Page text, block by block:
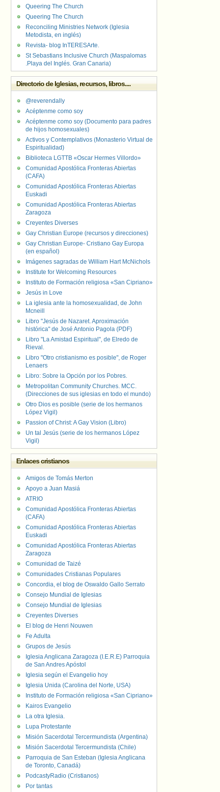
Queering The Church
Queering The Church
Reconciling Ministries Network (Iglesia
Metodista, en inglés)
Revista- blog InTERESArte.
St Sebastians Inclusive Church (Maspalomas
.Playa del Inglés. Gran Canaria)
Directorio de Iglesias, recursos, libros....
@reverendally
Acéptenme como soy
Acéptenme como soy (Documento para padres
de hijos homosexuales)
Activos y Contemplativos (Monasterio Virtual de
Espiritualidad)
Biblioteca LGTTB «Oscar Hermes Villordo»
Comunidad Apostólica Fronteras Abiertas
(CAFA)
Comunidad Apostólica Fronteras Abiertas
Euskadi
Comunidad Apostólica Fronteras Abiertas
Zaragoza
Creyentes Diverses
Gay Christian Europe (recursos y direcciones)
Gay Christian Europe- Cristiano Gay Europa
(en español)
Imágenes sagradas de William Hart McNichols
Institute for Welcoming Resources
Instituto de Formación religiosa «San Cipriano»
Jesús in Love
La iglesia ante la homosexualidad, de John
Mcneill
Libro "Jesús de Nazaret. Aproximación
histórica" de José Antonio Pagola (PDF)
Libro "La Amistad Espiritual", de Elredo de
Rieval.
Libro "Otro cristianismo es posible", de Roger
Lenaers
Libro: Sobre la Opción por los Pobres.
Metropolitan Community Churches. MCC.
(Direcciones de sus iglesias en todo el mundo)
Otro Dios es posible (serie de los hermanos
López Vigil)
Passion of Christ: A Gay Vision (Libro)
Un tal Jesús (serie de los hermanos López
Vigil)
Enlaces cristianos
Amigos de Tomás Merton
Apoyo a Juan Masiá
ATRIO
Comunidad Apostólica Fronteras Abiertas
(CAFA)
Comunidad Apostólica Fronteras Abiertas
Euskadi
Comunidad Apostólica Fronteras Abiertas
Zaragoza
Comunidad de Taizé
Comunidades Cristianas Populares
Concordia, el blog de Oswaldo Gallo Serrato
Consejo Mundial de Iglesias
Consejo Mundial de Iglesias
Creyentes Diverses
El blog de Henri Nouwen
Fe Adulta
Grupos de Jesús
Iglesia Anglicana Zaragoza (I.E.R.E) Parroquia
de San Andres Apóstol
Iglesia según el Evangelio hoy
Iglesia Unida (Carolina del Norte, USA)
Instituto de Formación religiosa «San Cipriano»
Kairos Evangelio
La otra Iglesia.
Lupa Protestante
Misión Sacerdotal Tercermundista (Argentina)
Misión Sacerdotal Tercermundista (Chile)
Parroquia de San Esteban (Iglesia Anglicana
de Toronto, Canadá)
PodcastyRadio (Cristianos)
Por tantas